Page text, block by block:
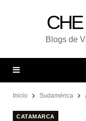
Blogs de
Inicio Sudamérica
CATAMARCA